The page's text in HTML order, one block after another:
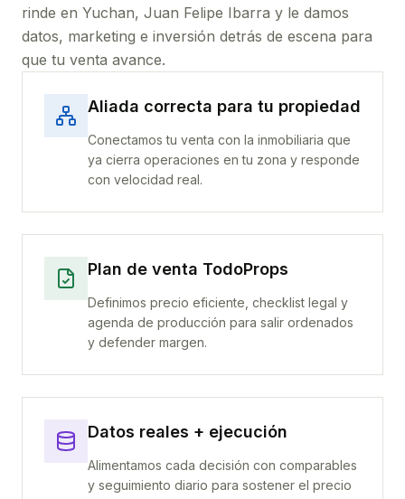
rinde en Yuchan, Juan Felipe Ibarra y le damos
datos, marketing e inversión detrás de escena para
que tu venta avance.
Aliada correcta para tu propiedad
Conectamos tu venta con la inmobiliaria que
ya cierra operaciones en tu zona y responde
con velocidad real.
Plan de venta TodoProps
Definimos precio eficiente, checklist legal y
agenda de producción para salir ordenados
y defender margen.
Datos reales + ejecución
Alimentamos cada decisión con comparables
y seguimiento diario para sostener el precio